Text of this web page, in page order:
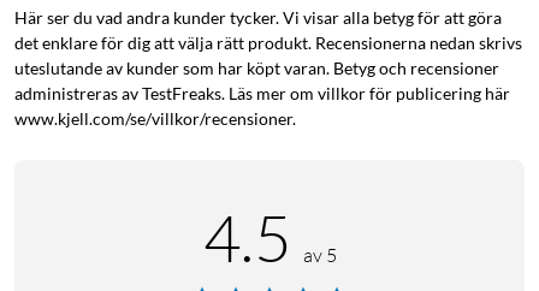
Avancerad rörelseavkänning och smart
personigenkänning
Kameran i detta kit är utrustad med avancerad
rörelseavkänningsteknik som noggrant övervakar och
din smartphone, vilket ger dig möjlighet att snabbt reagera på
eventuella säkerhetshot. Dessutom använder Tapo C410
Här ser du vad andra kunder tycker. Vi visar alla betyg för att göra
det enklare för dig att välja rätt produkt. Recensionerna nedan skrivs
uteslutande av kunder som har köpt varan. Betyg och recensioner
administreras av TestFreaks. Läs mer om villkor för publicering här
www.kjell.com/se/villkor/recensioner.
4.5 av 5